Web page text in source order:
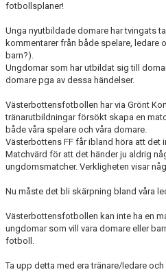
HYRA/BOKA FOTBOLLSPLAN FÖR ICKE
fotbollsplaner!
Unga nyutbildade domare har tvingats
kommentarer från både spelare, ledare
barn?).
Ungdomar som har utbildat sig till
domare pga av dessa händelser.
Västerbottensfotbollen har via Grönt
tränarutbildningar försökt skapa en
både våra spelare och våra domare.
Västerbottens FF får ibland höra att det
Matchvärd för att det händer ju aldrig
ungdomsmatcher. Verkligheten visar
Nu måste det bli skärpning bland våra
Västerbottensfotbollen kan inte ha en
ungdomar som vill vara domare eller
fotboll.
Ta upp detta med era tränare/ledare